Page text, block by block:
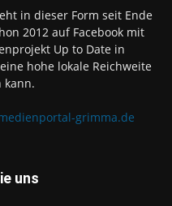
in dieser Form seit Ende
2012 auf Facebook mit
Up to Date in
hohe lokale Reichweite
kann.
grimma.de
uns